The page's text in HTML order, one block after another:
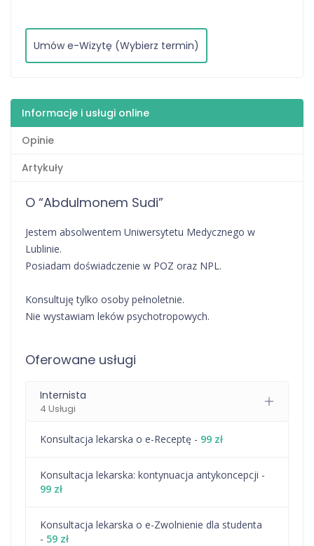
Umów e-Wizytę (Wybierz termin)
Informacje i usługi online
Opinie
Artykuły
O “Abdulmonem Sudi”
Jestem absolwentem Uniwersytetu Medycznego w
Lublinie.
Posiadam doświadczenie w POZ oraz NPL.
Konsultuję tylko osoby pełnoletnie.
Nie wystawiam leków psychotropowych.
Oferowane usługi
Internista
4 Usługi
Konsultacja lekarska o e-Receptę - 99 zł
⁠Konsultacja lekarska: kontynuacja antykoncepcji -
99 zł
Konsultacja lekarska o e-Zwolnienie dla studenta
- 59 zł